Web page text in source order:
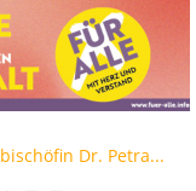
Dr. Petra...